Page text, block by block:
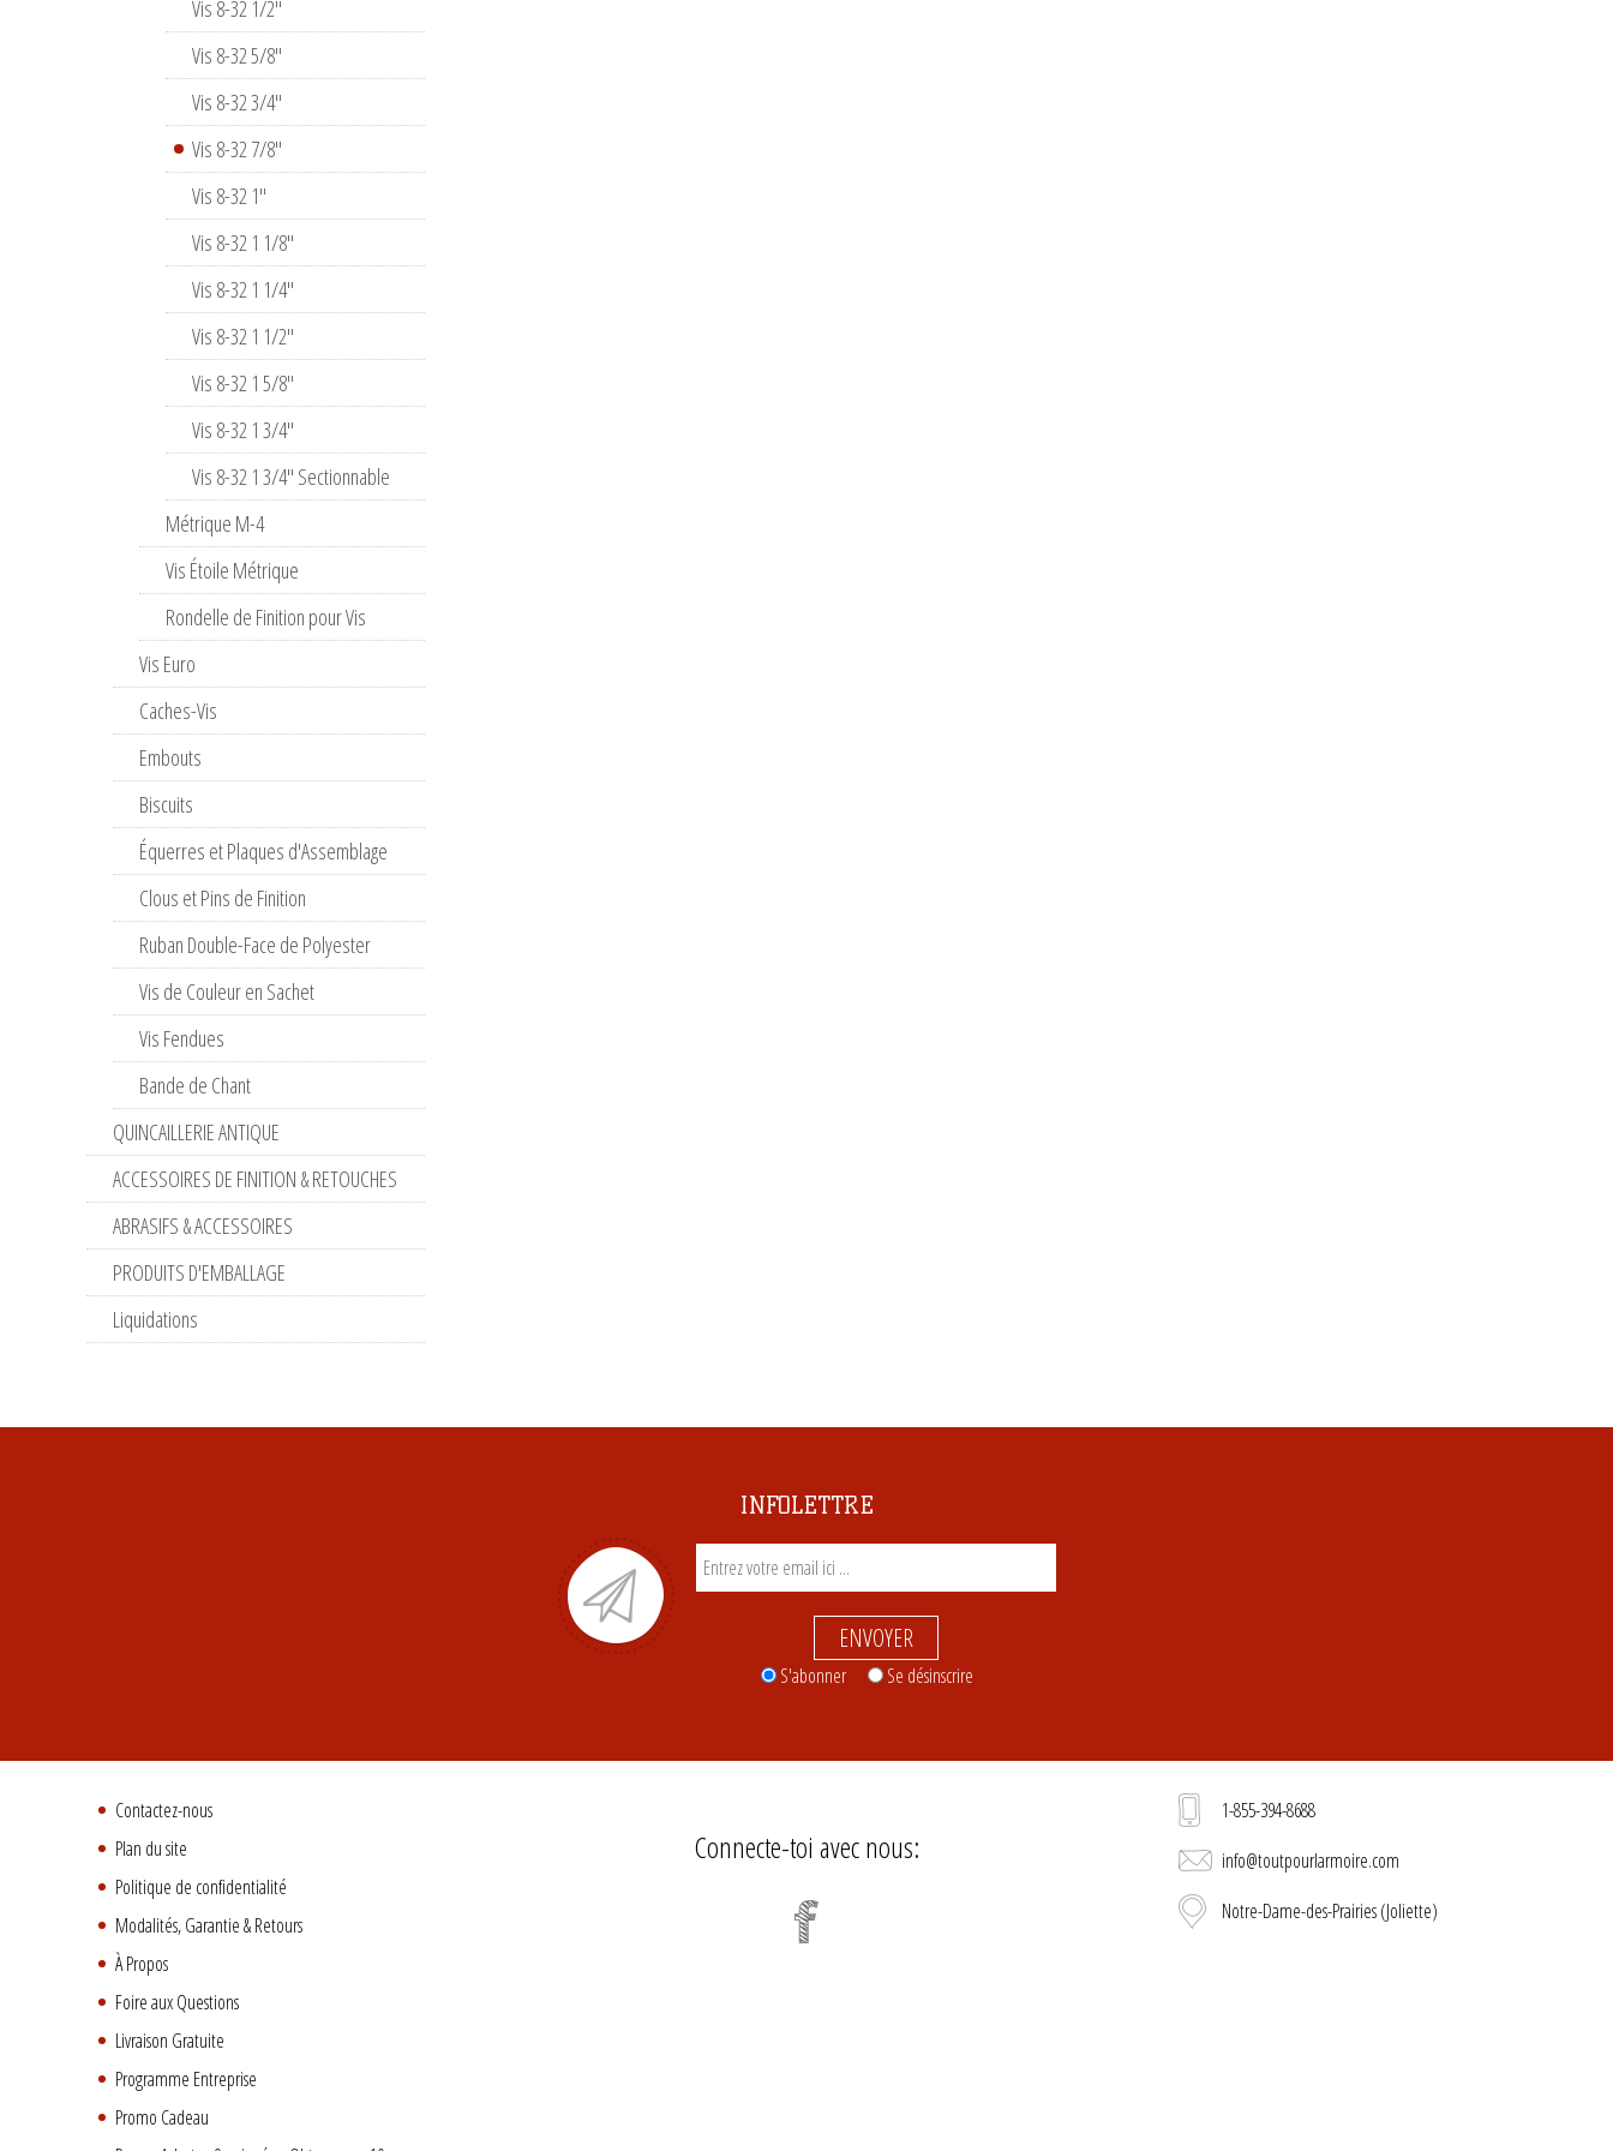
Vis 8-32 1/2''
Vis 8-32 5/8"
Vis 8-32 3/4"
Vis 8-32 7/8"
Vis 8-32 1"
Vis 8-32 1 1/8"
Vis 8-32 1 1/4"
Vis 8-32 1 1/2"
Vis 8-32 1 5/8''
Vis 8-32 1 3/4"
Vis 8-32 1 3/4" Sectionnable
Métrique M-4
Vis Étoile Métrique
Rondelle de Finition pour Vis
Vis Euro
Caches-Vis
Embouts
Biscuits
Équerres et Plaques d'Assemblage
Clous et Pins de Finition
Ruban Double-Face de Polyester
Vis de Couleur en Sachet
Vis Fendues
Bande de Chant
QUINCAILLERIE ANTIQUE
ACCESSOIRES DE FINITION & RETOUCHES
ABRASIFS & ACCESSOIRES
PRODUITS D'EMBALLAGE
Liquidations
INFOLETTRE
ENVOYER
S'abonner Se désinscrire
Contactez-nous
Plan du site
Politique de confidentialité
Modalités, Garantie & Retours
À Propos
Foire aux Questions
Livraison Gratuite
Programme Entreprise
Promo Cadeau
Connecte-toi avec nous:
1-855-394-8688
info@toutpourlarmoire.com
Notre-Dame-des-Prairies (Joliette)